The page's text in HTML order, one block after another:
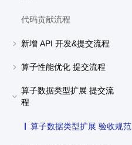
代码贡献流程
新增 API 开发&提交流程
算子性能优化 提交流程
算子数据类型扩展 提交流
程
算子数据类型扩展 验收规范